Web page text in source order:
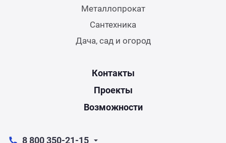
Металлопрокат
Сантехника
Дача, сад и огород
Контакты
Проекты
Возможности
8 800 350-21-15